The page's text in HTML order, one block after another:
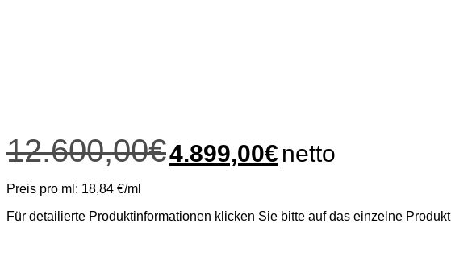
12.600,00€ Preis
war:
4.899,00€ Preis
ist:
netto
Preis pro ml: 18,84 €/ml
Für detailierte Produktinformationen klicken Sie bitte auf das einzelne Produkt